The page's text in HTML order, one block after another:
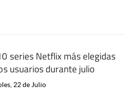
series Netflix más elegidas
usuarios durante julio
22 de Julio